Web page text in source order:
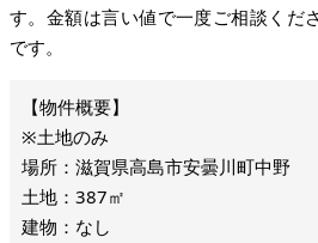
す。金額は言い値で一度ご相談くだ
です。
※土地のみ
場所：滋賀県高島市安曇川町中野
土地：387㎡
建物：なし